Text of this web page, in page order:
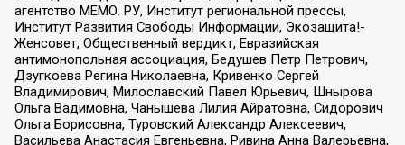
агентство МЕМО. РУ, Институт региональной прессы,
Институт Развития Свободы Информации, Экозащита!-
Женсовет, Общественный вердикт, Евразийская
антимонопольная ассоциация, Бедушев Петр Петрович,
Дзугкоева Регина Николаевна, Кривенко Сергей
Владимирович, Милославский Павел Юрьевич, Шнырова
Ольга Вадимовна, Чанышева Лилия Айратовна, Сидорович
Ольга Борисовна, Туровский Александр Алексеевич,
Васильева Анастасия Евгеньевна, Ривина Анна Валерьевна,